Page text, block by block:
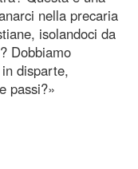
nella precaria
isolandoci da
Dobbiamo
disparte,
passi?»